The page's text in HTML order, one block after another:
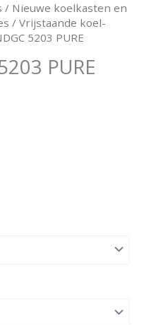
/ Nieuwe koelkasten en
/ Vrijstaande koel-
5203 PURE
PURE